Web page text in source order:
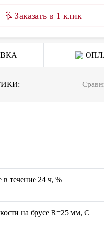
Заказать в 1 клик
течение 24 ч, %
на брусе R=25 мм, С